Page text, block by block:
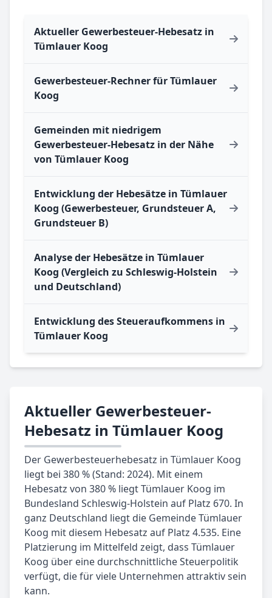
Aktueller Gewerbesteuer-Hebesatz in
Tümlauer Koog
Gewerbesteuer-Rechner für Tümlauer
Koog
Gemeinden mit niedrigem
Gewerbesteuer-Hebesatz in der Nähe
von Tümlauer Koog
Entwicklung der Hebesätze in Tümlauer
Koog (Gewerbesteuer, Grundsteuer A,
Grundsteuer B)
Analyse der Hebesätze in Tümlauer
Koog (Vergleich zu Schleswig-Holstein
und Deutschland)
Entwicklung des Steueraufkommens in
Tümlauer Koog
Aktueller Gewerbesteuer-
Hebesatz in Tümlauer Koog
Der Gewerbesteuerhebesatz in Tümlauer Koog
liegt bei 380 % (Stand: 2024). Mit einem
Hebesatz von 380 % liegt Tümlauer Koog im
Bundesland Schleswig-Holstein auf Platz 670. In
ganz Deutschland liegt die Gemeinde Tümlauer
Koog mit diesem Hebesatz auf Platz 4.535. Eine
Platzierung im Mittelfeld zeigt, dass Tümlauer
Koog über eine durchschnittliche Steuerpolitik
verfügt, die für viele Unternehmen attraktiv sein
kann.